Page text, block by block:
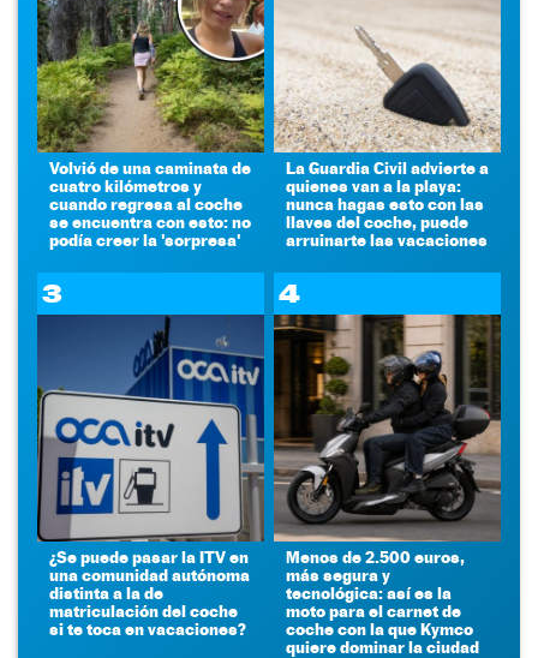
Volvió de una caminata de
cuatro kilómetros y
cuando regresa al coche
se encuentra con esto: no
podía creer la 'sorpresa'
La Guardia Civil advierte a
quienes van a la playa:
nunca hagas esto con las
llaves del coche, puede
arruinarte las vacaciones
3
¿Se puede pasar la ITV en
una comunidad autónoma
distinta a la de
matriculación del coche
si te toca en vacaciones?
4
Menos de 2.500 euros,
más segura y
tecnológica: así es la
moto para el carnet de
coche con la que Kymco
quiere dominar la ciudad